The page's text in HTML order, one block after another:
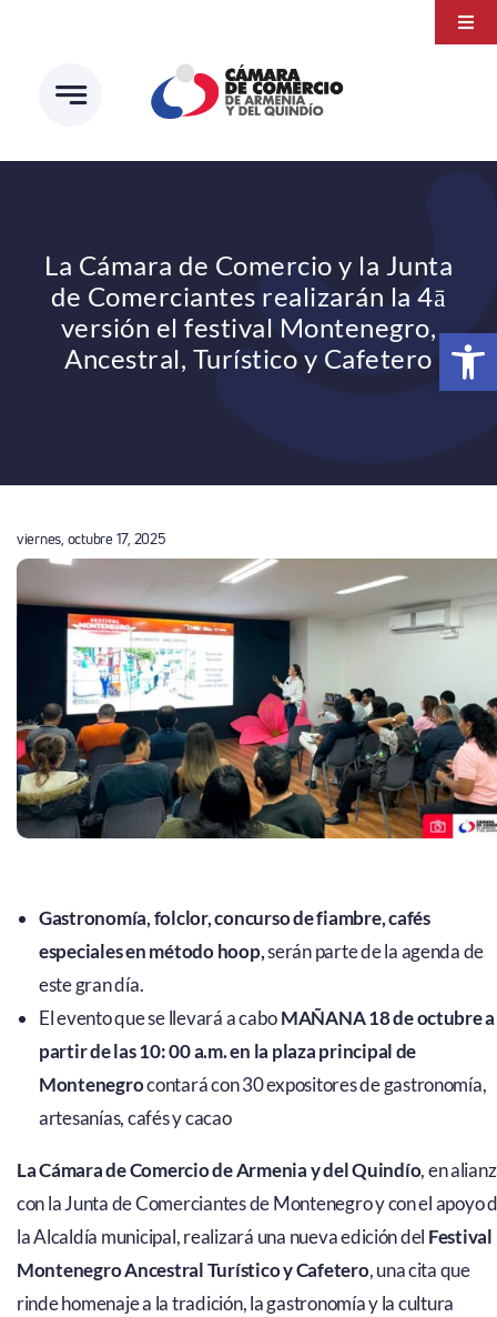
Abrir
contenido
La Cámara de Comercio y la Junta
de Comerciantes realizarán la 4ā
versión el festival Montenegro,
Ancestral, Turístico y Cafetero
viernes, octubre 17, 2025
Gastronomía, folclor, concurso de fiambre, cafés
especiales en método hoop,serán parte de la agenda de
este gran día.
El evento que se llevará a caboMAÑANA 18 de octubre a
partir de las 10: 00 a.m. en la plaza principal de
Montenegrocontará con 30 expositores de gastronomía,
artesanías, cafés y cacao
La Cámara de Comercio de Armenia y del Quindío, en
con la Junta de Comerciantes de Montenegro y con el apoyo
la Alcaldía municipal, realizará una nueva edición del Festival
Montenegro Ancestral Turístico y Cafetero, una cita que
rinde homenaje a la tradición, la gastronomía y la cultura